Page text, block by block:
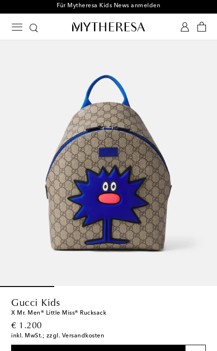
Für Mytheresa Kids News anmelden
Gucci Kids
X Mr. Men® Little Miss® Rucksack
€ 1.200
original price
inkl. MwSt.; zzgl. Versandkosten